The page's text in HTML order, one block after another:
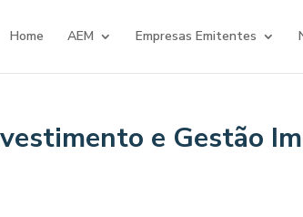
Home AEM Empresas Emitentes
e Gestão